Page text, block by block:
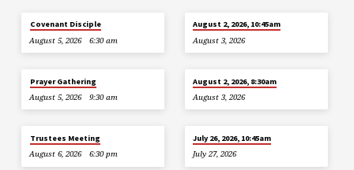
Covenant Disciple
August 5, 2026
6:30 am
Prayer Gathering
August 5, 2026
9:30 am
Trustees Meeting
August 6, 2026
6:30 pm
August 2, 2026, 10:45am
August 3, 2026
August 2, 2026, 8:30am
August 3, 2026
July 26, 2026, 10:45am
July 27, 2026